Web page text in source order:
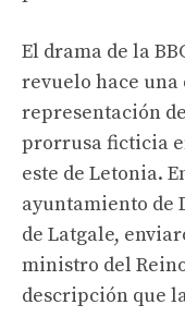
El drama de la
revuelo hace una
representación
prorrusa ficticia
este de Letonia.
ayuntamiento de
de Latgale,
ministro del
descripción que